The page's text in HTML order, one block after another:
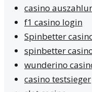
casino
f1 casino login
Spinbetter
spinbetter
wunderino
casino testsieger